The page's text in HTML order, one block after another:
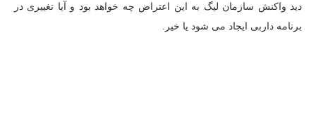
دید واکنش سازمان لیگ به این اعتراض چه خواهد بود و آیا تغییری در
برنامه داربی ایجاد می شود یا خیر.